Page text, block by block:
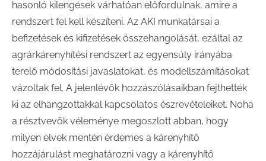
hasonló kilengések várhatóan előfordulnak, amire a
rendszert fel kell készíteni. Az AKI munkatársai a
befizetések és kifizetések összehangolását, ezáltal az
agrárkárenyhítési rendszert az egyensúly irányába
terelő módosítási javaslatokat, és modellszámításokat
vázoltak fel. A jelenlévők hozzászólásaikban fejthették
ki az elhangzottakkal kapcsolatos észrevételeiket. Noha
a résztvevők véleménye megoszlott abban, hogy
milyen elvek mentén érdemes a kárenyhítő
hozzájárulást meghatározni vagy a kárenyhítő